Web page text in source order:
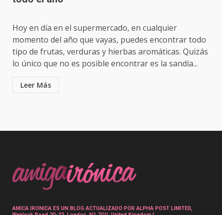
Hoy en día en el supermercado, en cualquier
momento del año que vayas, puedes encontrar todo
tipo de frutas, verduras y hierbas aromáticas. Quizás
lo único que no es posible encontrar es la sandía...
Leer Más
Paginación
entradas
AMICA IRONICA ES UN BLOG ACTUALIZADO POR ALPHA POST LIMITED,